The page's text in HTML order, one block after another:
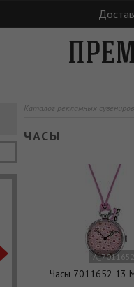
Кому
Каталог рекламных сувениров
ЧАСЫ
Часы 7011652 13